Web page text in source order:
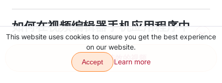
如何在视频编辑器手机应用程序中
为抖音制作放大特效？
要在视频编辑器移动应用程序中为抖音制作放大效果，您可以使
用VJump应用程序来创建该特效。您也可以使用编辑器中的裁剪
为什么VJump应用程序在抖音上
创建带有特效的视频
This website uses cookies to ensure you get the best experience
on our website.
Accept Learn more